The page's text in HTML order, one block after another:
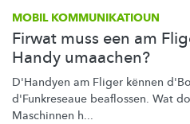
MOBIL KOMMUNIKATIOUN
Firwat muss een am
Handy umaachen?
D'Handyen am Fliger kënnen
d'Funkreseaue beaflossen. Wat
Maschinnen h...